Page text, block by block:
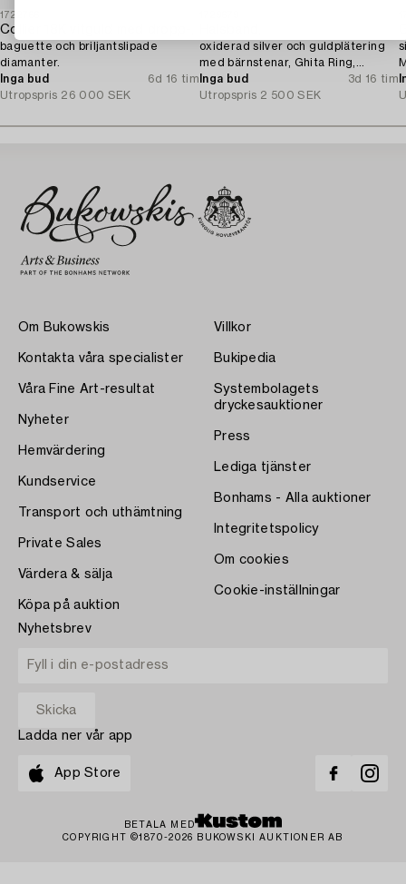
1722766
Collier 18K vitguld med dropp-,
baguette och briljantslipade
diamanter.
Inga bud
6d 16 tim
Utropspris 26 000 SEK
oxiderad silver och guldplätering
med bärnstenar, Ghita Ring,
Danmark.
Inga bud
3d 16 tim
Utropspris 2 500 SEK
Om Bukowskis
Kontakta våra specialister
Våra Fine Art-resultat
Nyheter
Hemvärdering
Kundservice
Transport och uthämtning
Private Sales
Värdera & sälja
Köpa på auktion
Villkor
Bukipedia
Systembolagets
dryckesauktioner
Press
Lediga tjänster
Bonhams - Alla auktioner
Integritetspolicy
Om cookies
Cookie-inställningar
Nyhetsbrev
Ladda ner vår app
App Store
BETALA MED
COPYRIGHT ©1870-2026 BUKOWSKI AUKTIONER AB